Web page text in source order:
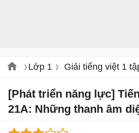
Lớp 1 Giải tiếng việt 1
[Phát triển năng lực]
21A: Những thanh âm